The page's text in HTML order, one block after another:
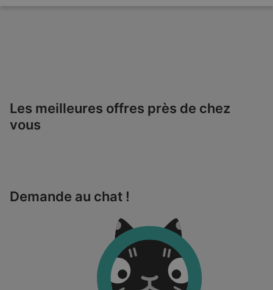
Les meilleures offres près de chez
vous
Demande au chat !